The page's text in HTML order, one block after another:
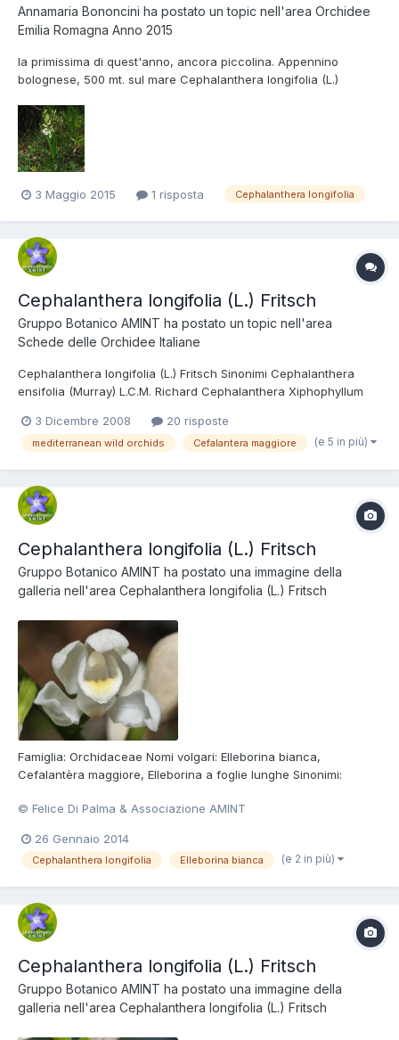
Annamaria Bononcini ha postato un topic nell'area Orchidee
Emilia Romagna Anno 2015
la primissima di quest'anno, ancora piccolina. Appennino
bolognese, 500 mt. sul mare Cephalanthera longifolia (L.)
Annamaria Bononcini
3 Maggio 2015 1 risposta Cephalanthera longifolia
Cephalanthera longifolia (L.) Fritsch
Gruppo Botanico AMINT ha postato un topic nell'area
Schede delle Orchidee Italiane
Cephalanthera longifolia (L.) Fritsch Sinonimi Cephalanthera
ensifolia (Murray) L.C.M. Richard Cephalanthera Xiphophyllum
angustifolia Simonk. Tassonomia Regno: Plantae Divisione:
Magnoliophyta Classe: Liliopsida Ordine: Orchidales Fam...
3 Dicembre 2008 20 risposte
mediterranean wild orchids Cefalantera maggiore (e 5 in più)
Cephalanthera longifolia (L.) Fritsch
Gruppo Botanico AMINT ha postato una immagine della
galleria nell'area Cephalanthera longifolia (L.) Fritsch
Famiglia: Orchidaceae Nomi volgari: Elleborina bianca,
Cefalantèra maggiore, Elleborina a foglie lunghe Sinonimi:
Xiphophyllum Rchb., Serapias helleborine L. var. longifolia L.,
© Felice Di Palma & Associazione AMINT
26 Gennaio 2014
Cephalanthera longifolia Elleborina bianca (e 2 in più)
Cephalanthera longifolia (L.) Fritsch
Gruppo Botanico AMINT ha postato una immagine della
galleria nell'area Cephalanthera longifolia (L.) Fritsch